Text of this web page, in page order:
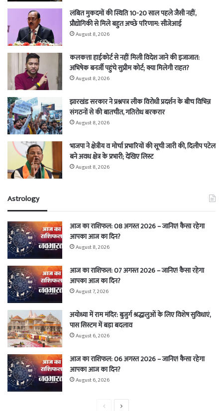
लंबित मुकदमों की स्थिति 10-20 साल पहले जैसी नहीं,
प्रौद्योगिकी से मिले बहुत अच्छे परिणाम: सीजेआई
August 8, 2026
कलकत्ता हाईकोर्ट से नहीं मिली विदेश जाने की इजाजात:
अभिषेक बनर्जी पहुंचे सुप्रीम कोर्ट; क्या मिलेगी राहत?
August 8, 2026
झारखंड सरकार ने प्रश्नपत्र लीक विरोधी प्रदर्शन के बीच विभिन्न
संगठनों से की बातचीत, गतिरोध बरकरार
August 8, 2026
भाजपा ने क्षेत्रीय व मोर्चा प्रभारियों की सूची जारी की, दिलीप पटेल
बने अवध क्षेत्र के प्रभारी; देखिए लिस्ट
August 8, 2026
Astrology
आज का राशिफल: 08 अगस्त 2026 – जानिए! कैसा रहेगा
आपका आज का दिन?
August 8, 2026
आज का राशिफल: 07 अगस्त 2026 – जानिए! कैसा रहेगा
आपका आज का दिन?
August 7, 2026
अयोध्या में राम मंदिर: बुजुर्ग श्रद्धालुओं के लिए विशेष सुविधाएं,
पास सिस्टम में बड़ा बदलाव
August 6, 2026
आज का राशिफल: 06 अगस्त 2026 – जानिए! कैसा रहेगा
आपका आज का दिन?
August 6, 2026
PreviousNext